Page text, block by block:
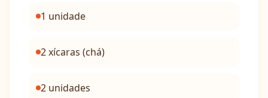
1 unidade
2 xícaras (chá)
2 unidades